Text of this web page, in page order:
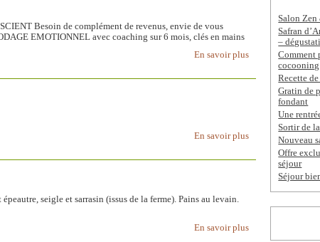
Besoin de complément de revenus, envie de vous
EMOTIONNEL avec coaching sur 6 mois, clés en mains
En savoir plus
En savoir plus
seigle et sarrasin (issus de la ferme). Pains au levain.
En savoir plus
Salon
Safran
–
Comment
cocooning
Recette
Gratin de
fondant
Une
Sortir de
Nouveau
Offre
séjour
Séjour